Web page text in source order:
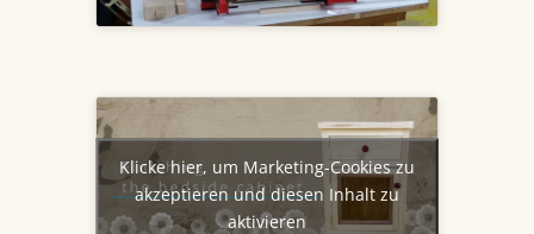
Klicke hier, um Marketing-Cookies zu
akzeptieren und diesen Inhalt zu
aktivieren